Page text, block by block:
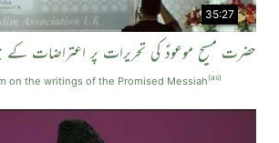
35:27
حضرت مسیح موعودؑ کی تحریرات پر اعتراضات کے
on the writings of the Promised Messiah (as)